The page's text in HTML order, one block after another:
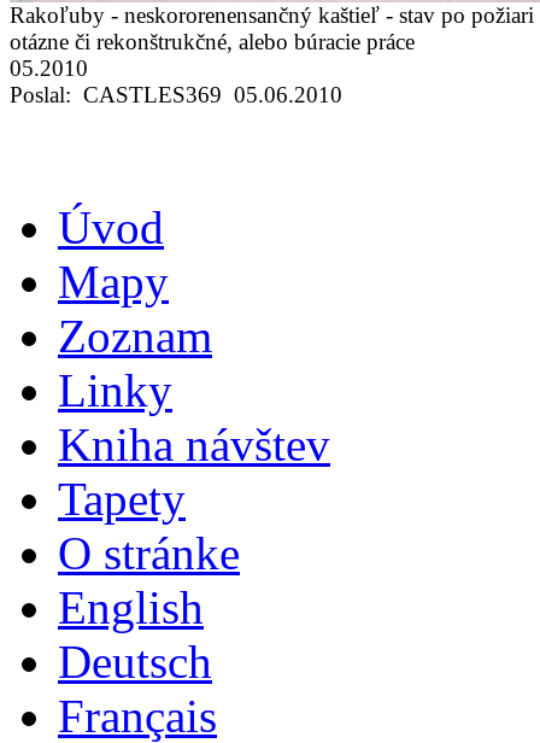
Rakoľuby - neskororenensančný kaštieľ - stav po požiari
otázne či rekonštrukčné, alebo búracie práce
05.2010
Poslal: CASTLES369 05.06.2010
Úvod
Mapy
Zoznam
Linky
Kniha návštev
Tapety
O stránke
English
Deutsch
Français